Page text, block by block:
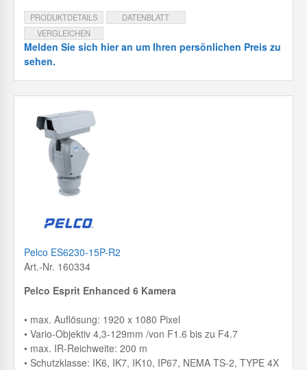
PRODUKTDETAILS
DATENBLATT
VERGLEICHEN
Melden Sie sich hier an um Ihren persönlichen Preis zu
sehen.
Pelco ES6230-15P-R2
Art.-Nr. 160334
Pelco Esprit Enhanced 6 Kamera
• max. Auflösung: 1920 x 1080 Pixel
• Vario-Objektiv 4,3-129mm /von F1.6 bis zu F4.7
• max. IR-Reichweite: 200 m
• Schutzklasse: IK6, IK7, IK10, IP67, NEMA TS-2, TYPE 4X